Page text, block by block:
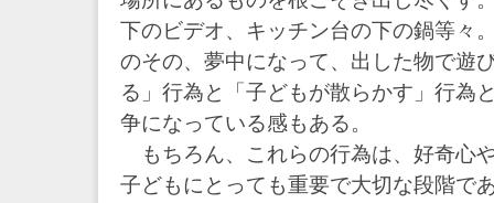
下のビデオ、キッチン台の下の鍋等々
のその、夢中になって、出した物で遊
る」行為と「子どもが散らかす」行為
争になっている感もある。
もちろん、これらの行為は、好奇心
子どもにとっても重要で大切な段階で